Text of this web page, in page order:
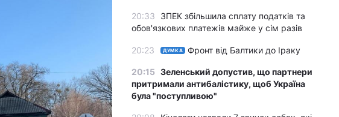
20:33
ЗПЕК збільшила сплату податків та
обов'язкових платежів майже у сім разів
20:23 ДУМКА Фронт від Балтики до Іраку
20:15 Зеленський допустив, що партнери
притримали антибалістику, щоб Україна
була "поступливою"